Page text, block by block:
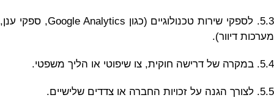
5.3. לספקי שירות טכנולוגיים (כגון Google Analytics, ספקי ענן,
מערכות דיוור).
5.4. במקרה של דרישה חוקית, צו שיפוטי או הליך משפטי.
5.5. לצורך הגנה על זכויות החברה או צדדים שלישיים.